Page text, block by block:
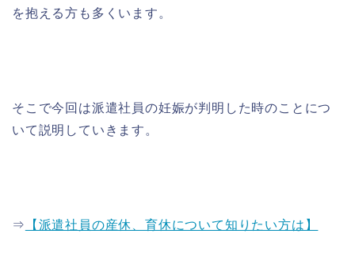
を抱える方も多くいます。
そこで今回は派遣社員の妊娠が判明した時のことにつ
いて説明していきます。
⇒ 【派遣社員の産休、育休について知りたい方は】